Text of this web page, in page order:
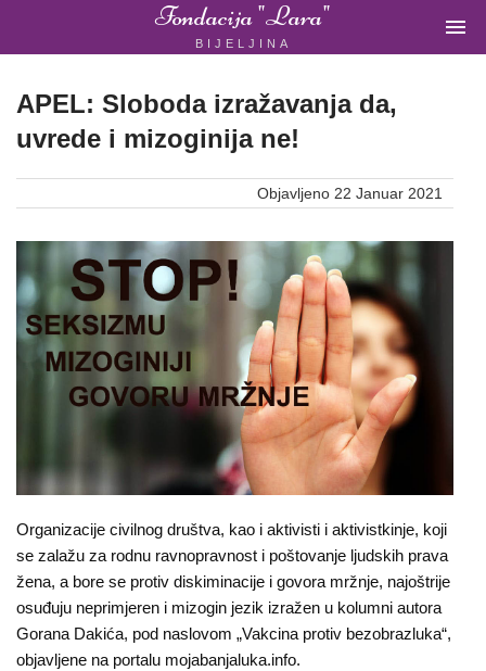
Fondacija "Lara"
BIJELJINA

ORGANIZACIJA
BIH
Fondacija
"Lara"
Bijeljina
O
nama
Aktuelnosti
Mir
sa
APEL: Sloboda izražavanja da,
uvrede i mizoginija ne!
Objavljeno 22 Januar 2021
Organizacije civilnog društva, kao i aktivisti i aktivistkinje, koji
se zalažu za rodnu ravnopravnost i poštovanje ljudskih prava
žena, a bore se protiv diskiminacije i govora mržnje, najoštrije
osuđuju neprimjeren i mizogin jezik izražen u kolumni autora
Gorana Dakića, pod naslovom „Vakcina protiv bezobrazluka“,
objavljene na portalu mojabanjaluka.info.